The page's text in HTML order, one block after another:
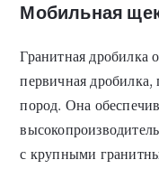
Мобильная
Гранитная
первичная дробилка,
пород. Она
с крупными